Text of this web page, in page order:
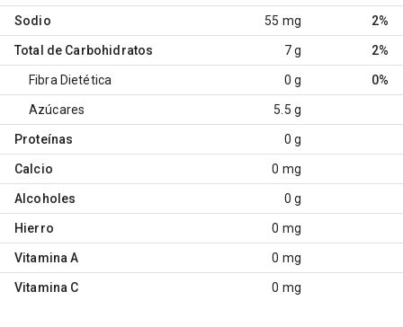
Sodio 55 mg 2%
Total de Carbohidratos 7 g 2%
Fibra Dietética 0 g 0%
Azúcares 5.5 g
Proteínas 0 g
Calcio 0 mg
Alcoholes 0 g
Hierro 0 mg
Vitamina A 0 mg
Vitamina C 0 mg